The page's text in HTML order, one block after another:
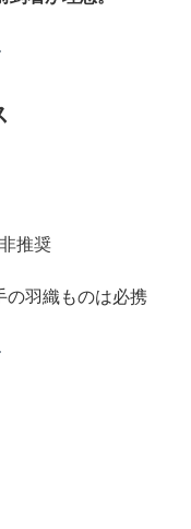
推奨
の羽織ものは必携